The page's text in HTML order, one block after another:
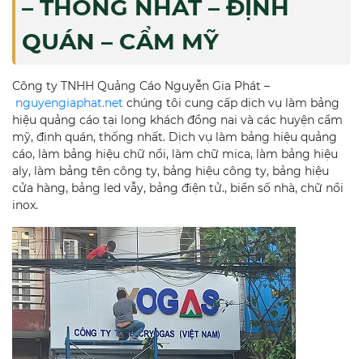
– THỐNG NHẤT – ĐỊNH
QUÁN – CẨM MỸ
Công ty TNHH Quảng Cáo Nguyễn Gia Phát –
nguyengiaphat.net chúng tôi cung cấp dịch vụ làm bảng
hiệu quảng cáo tại long khách đồng nai và các huyện cẩm
mỹ, định quán, thống nhất. Dịch vụ làm bảng hiệu quảng
cáo, làm bảng hiệu chữ nổi, làm chữ mica, làm bảng hiệu
aly, làm bảng tên công ty, bảng hiệu công ty, bảng hiệu
cửa hàng, bảng led vẫy, bảng điện tử., biển số nhà, chữ nổi
inox.